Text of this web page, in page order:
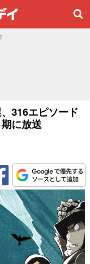
316エピソード
に放送